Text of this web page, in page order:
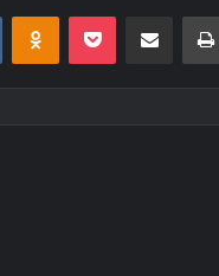
VKontakteOdnoklassniki
Pocket E-Posta ile paylaş